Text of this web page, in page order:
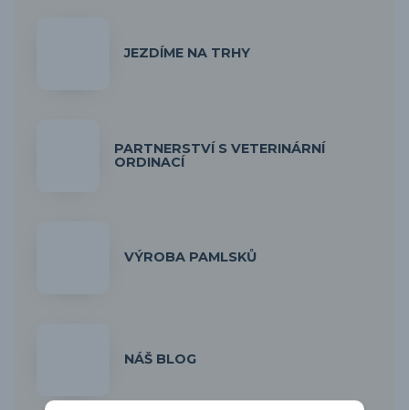
JEZDÍME NA TRHY
PARTNERSTVÍ S VETERINÁRNÍ
ORDINACÍ
VÝROBA PAMLSKŮ
NÁŠ BLOG